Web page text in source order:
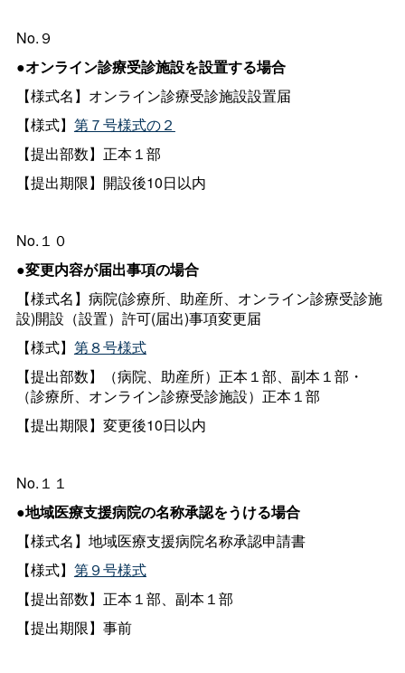
No.９
●オンライン診療受診施設を設置する場合
【様式名】オンライン診療受診施設設置届
【様式】 第７号様式の２
【提出部数】正本１部
【提出期限】開設後10日以内
No.１０
●変更内容が届出事項の場合
【様式名】病院(診療所、助産所、オンライン診療受診施
設)開設（設置）許可(届出)事項変更届
【様式】 第８号様式
【提出部数】（病院、助産所）正本１部、副本１部・
（診療所、オンライン診療受診施設）正本１部
【提出期限】変更後10日以内
No.１１
●地域医療支援病院の名称承認をうける場合
【様式名】地域医療支援病院名称承認申請書
【様式】 第９号様式
【提出部数】正本１部、副本１部
【提出期限】事前